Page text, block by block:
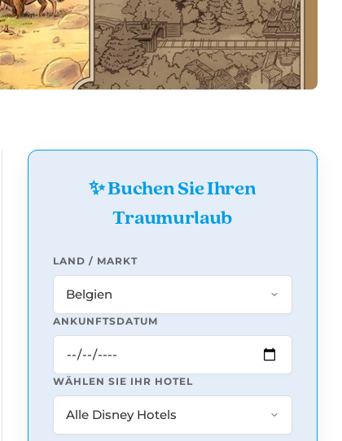
✨ Buchen Sie Ihren
Traumurlaub
LAND / MARKT
ANKUNFTSDATUM
WÄHLEN SIE IHR HOTEL